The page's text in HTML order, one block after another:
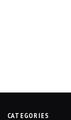
CATEGORIES